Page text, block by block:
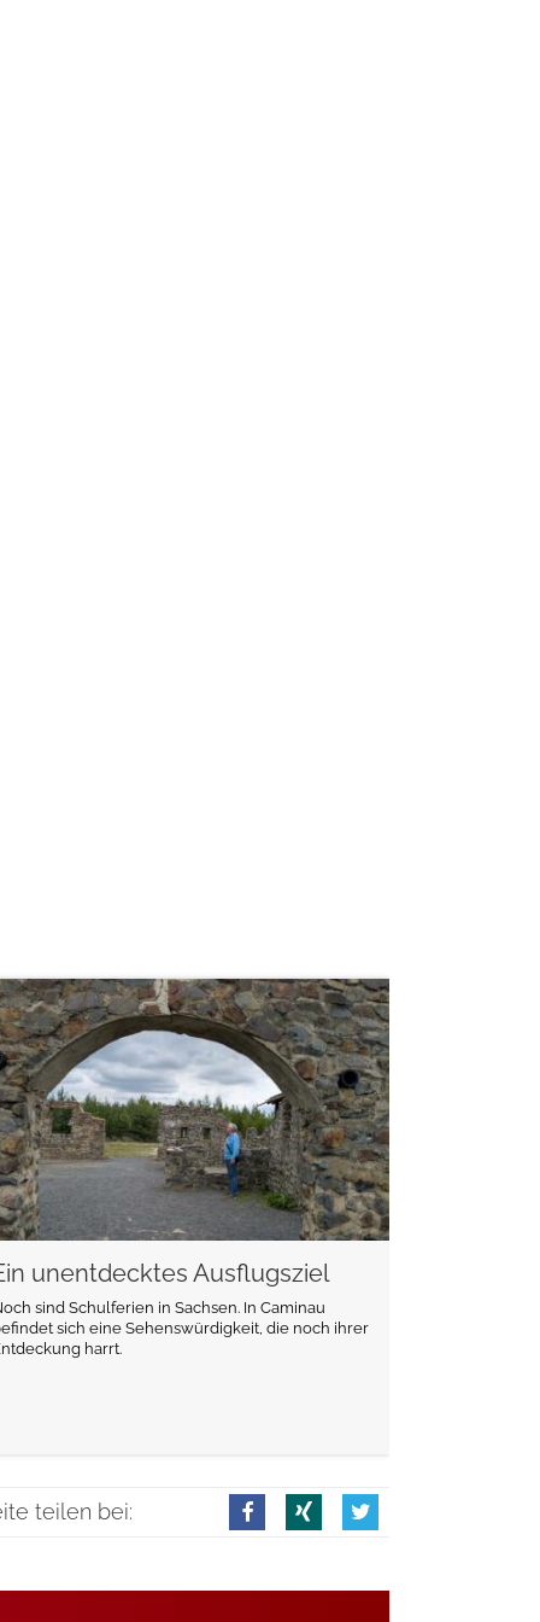
unentdecktes Ausflugsziel
sind Schulferien in Sachsen. In Caminau
sich eine Sehenswürdigkeit, die noch ihrer
harrt.
weiterlesen
teilen bei: